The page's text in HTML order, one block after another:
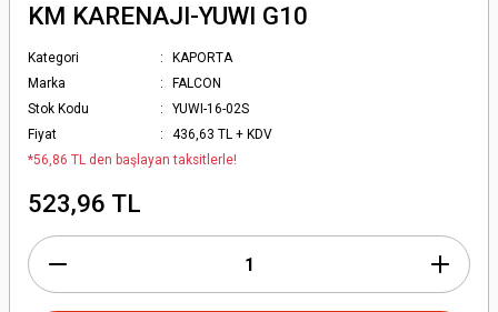
KM KARENAJI-YUWI G10
Kategori
KAPORTA
Marka
FALCON
Stok Kodu
YUWI-16-02S
Fiyat
436,63 TL + KDV
*56,86 TL den başlayan taksitlerle!
523,96 TL